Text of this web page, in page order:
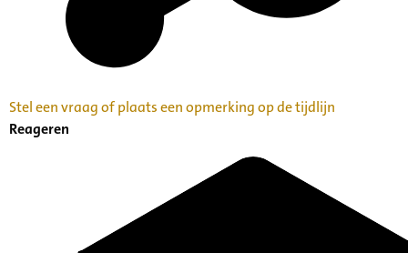
Stel een vraag of plaats een opmerking op de tijdlijn
Reageren